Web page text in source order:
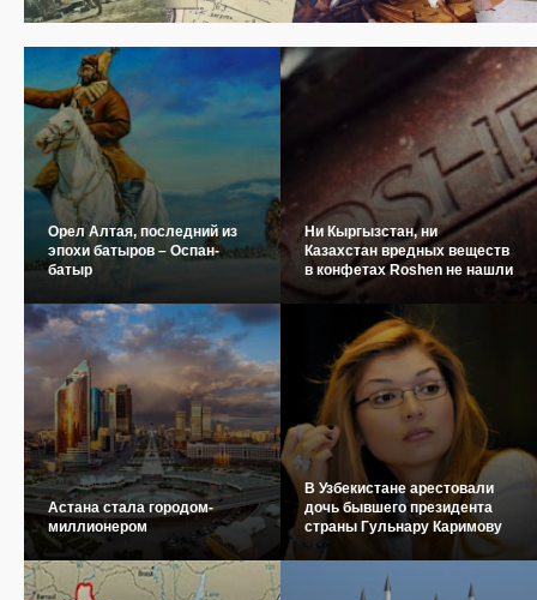
Орел Алтая, последний из
эпохи батыров – Оспан-
батыр
Ни Кыргызстан, ни
Казахстан вредных веществ
в конфетах Roshen не нашли
Астана стала городом-
миллионером
В Узбекистане арестовали
дочь бывшего президента
страны Гульнару Каримову